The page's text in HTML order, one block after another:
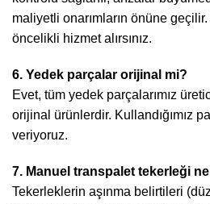
maliyetli onarımların önüne
öncelikli hizmet alırsınız.
6. Yedek parçalar orijinal mi?
Evet, tüm yedek parçalarımız
orijinal ürünlerdir. Kullandığımız
veriyoruz.
7. Manuel transpalet tekerleği
Tekerleklerin aşınma belirtileri